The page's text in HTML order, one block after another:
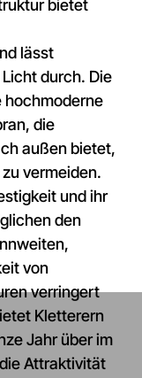
bietet
lässt
durch. Die
hochmoderne
die
außen bietet,
vermeiden.
und ihr
den
von
verringert
Kletterern
Jahr über im
Attraktivität